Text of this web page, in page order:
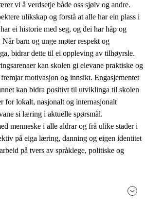
vi å verdsetje både oss sjølv og andre.
ulikskap og forstå at alle har ein plass i
ei historie med seg, og dei har håp og
barn og unge møter respekt og
bidrar dette til ei oppleving av tilhøyrsle.
kan skolen gi elevane praktiske og
motivasjon og innsikt. Engasjementet
kan bidra positivt til utviklinga til skolen
for lokalt, nasjonalt og internasjonalt
si læring i aktuelle spørsmål.
menneske i alle aldrar og frå ulike stader i
på eiga læring, danning og eigen identitet
på tvers av språklege, politiske og